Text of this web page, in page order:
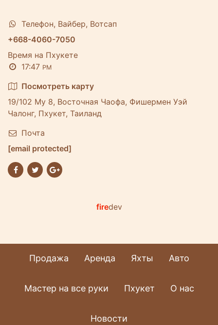
Телефон, Вайбер, Вотсап
+668-4060-7050
Время на Пхукете
17:47 PM
Посмотреть карту
19/102 Му 8, Восточная Чаофа, Фишермен Уэй
Чалонг, Пхукет, Таиланд
Почта
[email protected]
firedev
Продажа Аренда Яхты Авто
Мастер на все руки Пхукет О нас
Новости